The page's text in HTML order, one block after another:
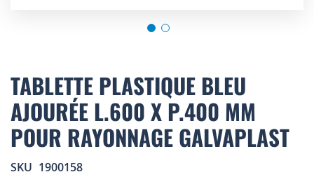
to
the
beginning
of
the
images
TABLETTE PLASTIQUE BLEU
AJOURÉE L.600 X P.400 MM
POUR RAYONNAGE GALVAPLAST
SKU 1900158